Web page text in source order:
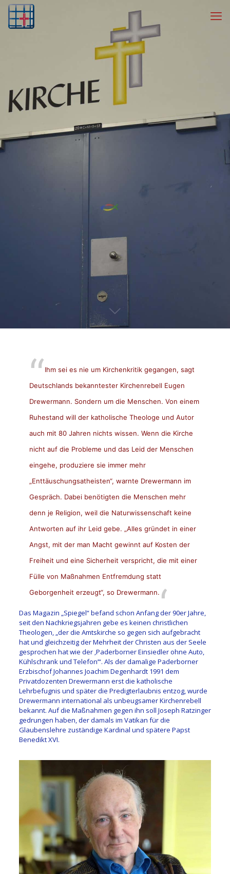
Ihm sei es nie um Kirchenkritik gegangen, sagt
Deutschlands bekanntester Kirchenrebell Eugen
Drewermann. Sondern um die Menschen. Von einem
Ruhestand will der katholische Theologe und Autor
auch mit 80 Jahren nichts wissen. Wenn die Kirche
nicht auf die Probleme und das Leid der Menschen
eingehe, produziere sie immer mehr
„Enttäuschungsatheisten“, warnte Drewermann im
Gespräch. Dabei benötigten die Menschen mehr
denn je Religion, weil die Naturwissenschaft keine
Antworten auf ihr Leid gebe. „Alles gründet in einer
Angst, mit der man Macht gewinnt auf Kosten der
Freiheit und eine Sicherheit verspricht, die mit einer
Fülle von Maßnahmen Entfremdung statt
Geborgenheit erzeugt“, so Drewermann.
Das Magazin „Spiegel“ befand schon Anfang der 90er Jahre,
seit den Nachkriegsjahren gebe es keinen christlichen
Theologen, „der die Amtskirche so gegen sich aufgebracht
hat und gleichzeitig der Mehrheit der Christen aus der Seele
gesprochen hat wie der ‚Paderborner Einsiedler ohne Auto,
Kühlschrank und Telefon’“. Als der damalige Paderborner
Erzbischof Johannes Joachim Degenhardt 1991 dem
Privatdozenten Drewermann erst die katholische
Lehrbefugnis und später die Predigterlaubnis entzog, wurde
Drewermann international als unbeugsamer Kirchenrebell
bekannt. Auf die Maßnahmen gegen ihn soll Joseph Ratzinger
gedrungen haben, der damals im Vatikan für die
Glaubenslehre zuständige Kardinal und spätere Papst
Benedikt XVI.